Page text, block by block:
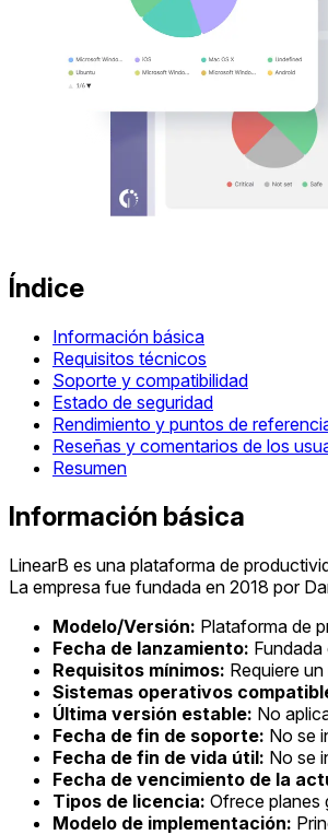
Índice
Información básica
Requisitos técnicos
Soporte y compatibilidad
Estado de seguridad
Rendimiento y puntos de
Reseñas y comentarios de los
Resumen
Información básica
LinearB es una plataforma de
La empresa fue fundada en 2018 por
Modelo/Versión: Plataforma de
Fecha de lanzamiento: Fundada
Requisitos mínimos: Requiere
Sistemas operativos
Última versión estable: No
Fecha de fin de soporte: No se
Fecha de fin de vida útil: No se
Fecha de vencimiento de la
Tipos de licencia: Ofrece planes
Modelo de implementación: